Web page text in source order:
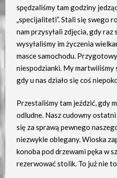
spędzaliśmy tam godziny
„specijaliteti”. Stali się swego
nam przysyłali zdjęcia, gdy raz
wysyłaliśmy im życzenia
masce samochodu.
niespodzianki. My martwiliśmy
gdy u nas działo się coś
Przestaliśmy tam jeździć, gdy
odludne. Nasz cudowny ostatni
się za sprawą pewnego
niezwykle oblegany. Wioska
konoba pod drzewami pęka w
rezerwować stolik. To już nie